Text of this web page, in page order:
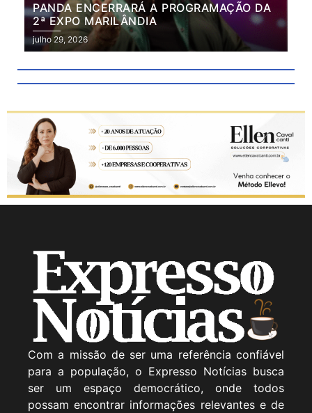
PANDA ENCERRARÁ A PROGRAMAÇÃO DA
2ª EXPO MARILÂNDIA
julho 29, 2026
Com a missão de ser uma referência confiável
para a população, o Expresso Notícias busca
ser um espaço democrático, onde todos
possam encontrar informações relevantes e de